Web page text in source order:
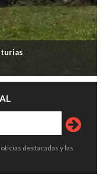
destacadas y las